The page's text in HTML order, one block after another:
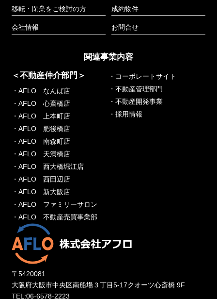
移転・閉業をご検討の方
会社情報
成約物件
お問合せ
関連事業内容
＜不動産仲介部門＞
・AFLO なんば店
・AFLO 心斎橋店
・AFLO 上本町店
・AFLO 肥後橋店
・AFLO 南森町店
・AFLO 天満橋店
・AFLO 西大橋堀江店
・AFLO 西田辺店
・AFLO 新大阪店
・AFLO ファミリーサロン
・AFLO 不動産売買事業部
・コーポレートサイト
・不動産管理部門
・不動産開発事業
・採用情報
〒5420081
大阪府大阪市中央区南船場３丁目5-17クオーツ心斎橋 9F
TEL:06-6578-2223